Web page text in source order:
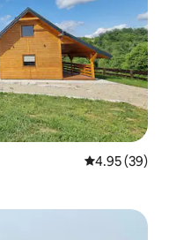
Calificación
4.95 (39)